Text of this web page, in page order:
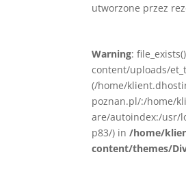
utworzone przez
Warning:
content/uploads/
(/home/
poznan.pl/:/home/
are/autoindex:/usr/
p83/) in/home/
content/themes/